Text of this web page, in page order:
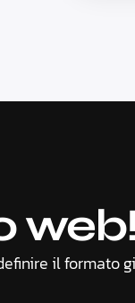
il formato